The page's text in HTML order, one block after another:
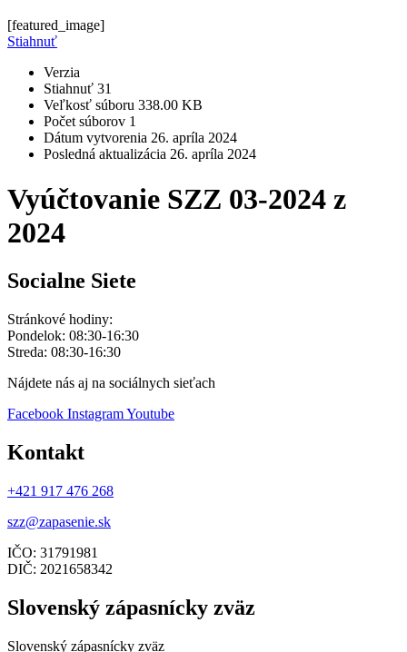
[featured_image]
Stiahnuť
Verzia
Stiahnuť 31
Veľkosť súboru 338.00 KB
Počet súborov 1
Dátum vytvorenia 26. apríla 2024
Posledná aktualizácia 26. apríla 2024
Vyúčtovanie SZZ 03-2024 z
2024
Socialne Siete
Stránkové hodiny:
Pondelok: 08:30-16:30
Streda: 08:30-16:30
Nájdete nás aj na sociálnych sieťach
Facebook InstagramYoutube
Kontakt
+421 917 476 268
szz@zapasenie.sk
IČO: 31791981
DIČ: 2021658342
Slovenský zápasnícky zväz
Slovenský zápasnícky zväz